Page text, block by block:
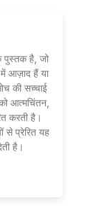
पुस्तक है, जो
आज़ाद हैं या
की सच्चाई
आत्मचिंतन,
करती है।
से प्रेरित यह
है।